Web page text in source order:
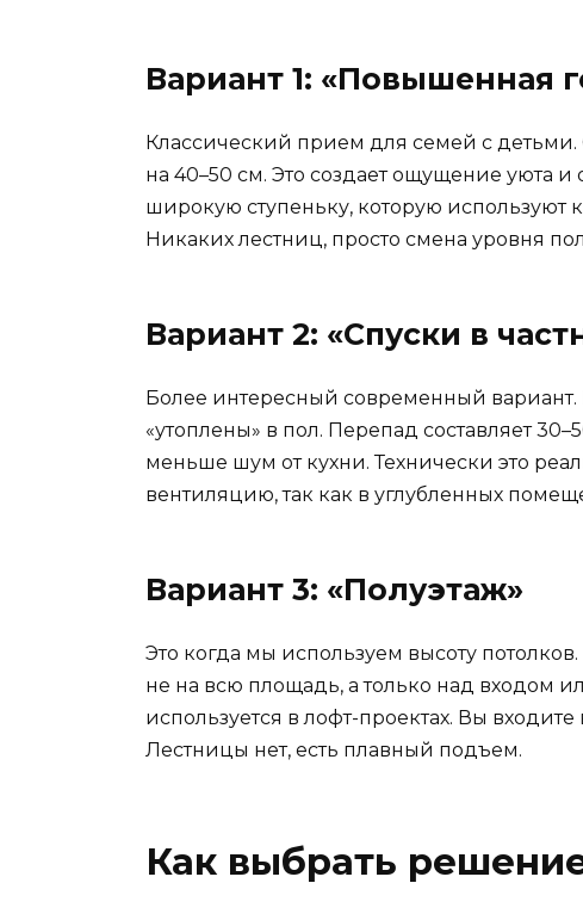
Вариант 1: «Повышенная
Классический прием для семей с детьми.
на 40–50 см. Это создает ощущение уюта
широкую ступеньку, которую используют
Никаких лестниц, просто смена уровня
Вариант 2: «Спуски в
Более интересный современный вариант.
«утоплены» в пол. Перепад составляет
меньше шум от кухни. Технически это
вентиляцию, так как в углубленных
Вариант 3: «Полуэтаж»
Это когда мы используем высоту
не на всю площадь, а только над входом
используется в лофт-проектах. Вы
Лестницы нет, есть плавный подъем.
Как выбрать